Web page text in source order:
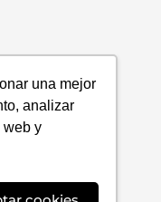
una mejor
analizar
web y